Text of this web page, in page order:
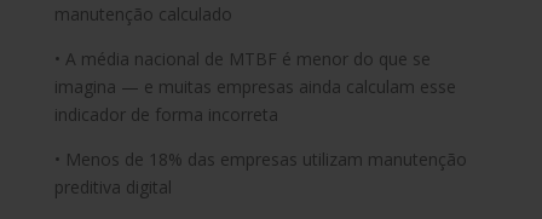
manutenção calculado
• A média nacional de MTBF é menor do que se
imagina — e muitas empresas ainda calculam esse
indicador de forma incorreta
• Menos de 18% das empresas utilizam manutenção
preditiva digital